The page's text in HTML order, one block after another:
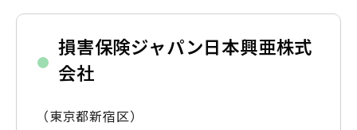
損害保険ジャパン日本興亜株式
会社
（東京都新宿区）